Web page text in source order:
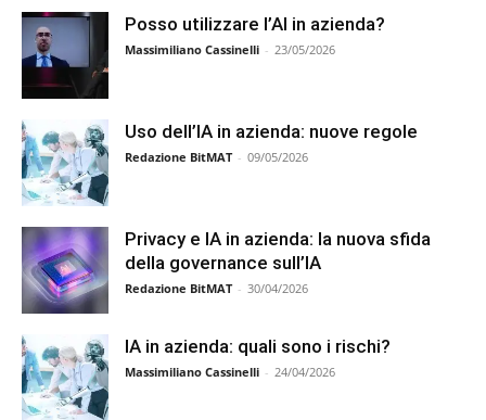
Posso utilizzare l’AI in azienda?
Massimiliano Cassinelli - 23/05/2026
Uso dell’IA in azienda: nuove regole
Redazione BitMAT - 09/05/2026
Privacy e IA in azienda: la nuova sfida
della governance sull’IA
Redazione BitMAT - 30/04/2026
IA in azienda: quali sono i rischi?
Massimiliano Cassinelli - 24/04/2026